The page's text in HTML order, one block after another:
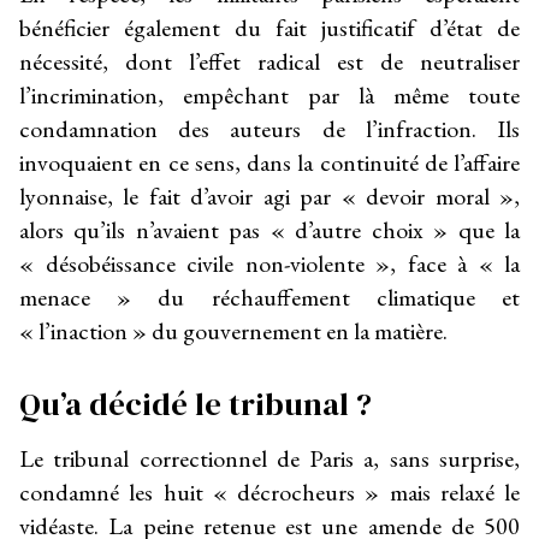
bénéficier également du fait justificatif d’état de
nécessité, dont l’effet radical est de neutraliser
l’incrimination, empêchant par là même toute
condamnation des auteurs de l’infraction. Ils
invoquaient en ce sens, dans la continuité de l’affaire
lyonnaise, le fait d’avoir agi par « devoir moral »,
alors qu’ils n’avaient pas « d’autre choix » que la
« désobéissance civile non-violente », face à « la
menace » du réchauffement climatique et
« l’inaction » du gouvernement en la matière.
Qu’a décidé le tribunal ?
Le tribunal correctionnel de Paris a, sans surprise,
condamné les huit « décrocheurs » mais relaxé le
vidéaste. La peine retenue est une amende de 500